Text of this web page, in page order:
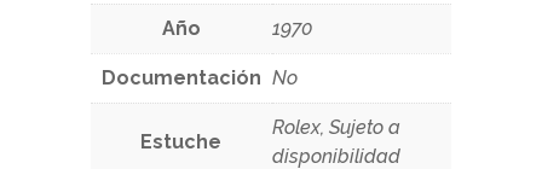
Año 1970
Documentación No
Estuche
Rolex, Sujeto a
disponibilidad